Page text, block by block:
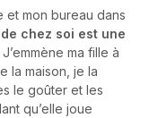
et mon bureau dans
chez soi est une
J’emmène ma fille à
la maison, je la
le goûter et les
qu’elle joue